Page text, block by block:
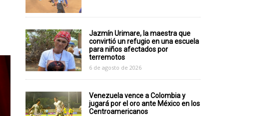
Jazmín Urimare, la maestra que
convirtió un refugio en una escuela
para niños afectados por
terremotos
6 de agosto de 2026
Venezuela vence a Colombia y
jugará por el oro ante México en los
Centroamericanos